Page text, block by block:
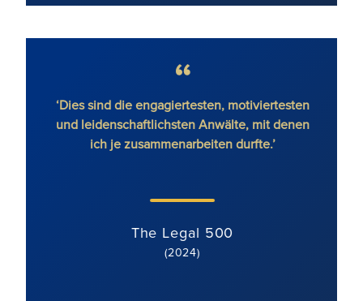
‘Dies sind die engagiertesten, motiviertesten
und leidenschaftlichsten Anwälte, mit denen
ich je zusammenarbeiten durfte.’
The Legal 500
(2024)